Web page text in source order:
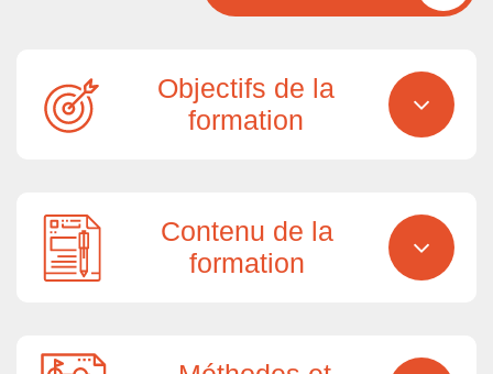
Objectifs de la
formation
Contenu de la
formation